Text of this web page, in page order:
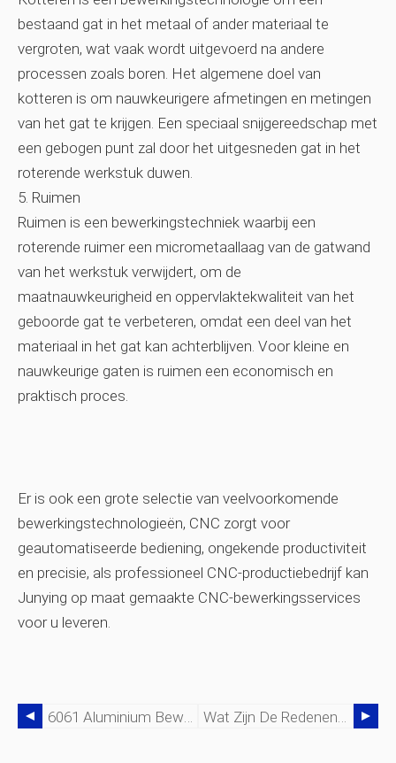
bestaand gat in het metaal of ander materiaal te
vergroten, wat vaak wordt uitgevoerd na andere
processen zoals boren. Het algemene doel van
kotteren is om nauwkeurigere afmetingen en metingen
van het gat te krijgen. Een speciaal snijgereedschap met
een gebogen punt zal door het uitgesneden gat in het
roterende werkstuk duwen.
5. Ruimen
Ruimen is een bewerkingstechniek waarbij een
roterende ruimer een micrometaallaag van de gatwand
van het werkstuk verwijdert, om de
maatnauwkeurigheid en oppervlaktekwaliteit van het
geboorde gat te verbeteren, omdat een deel van het
materiaal in het gat kan achterblijven. Voor kleine en
nauwkeurige gaten is ruimen een economisch en
praktisch proces.
Er is ook een grote selectie van veelvoorkomende
bewerkingstechnologieën, CNC zorgt voor
geautomatiseerde bediening, ongekende productiviteit
en precisie, als professioneel CNC-productiebedrijf kan
Junying op maat gemaakte CNC-bewerkingsservices
voor u leveren.